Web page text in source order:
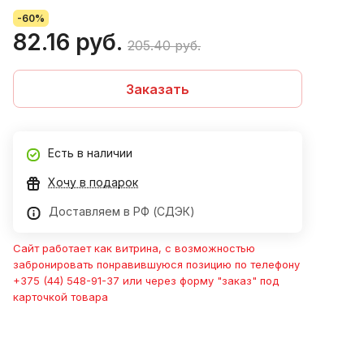
-60%
82.16 руб. 205.40 руб.
Заказать
Есть в наличии
Хочу в подарок
Доставляем в РФ (СДЭК)
Сайт работает как витрина, с возможностью
забронировать понравившуюся позицию по телефону
+375 (44) 548-91-37 или через форму "заказ" под
карточкой товара